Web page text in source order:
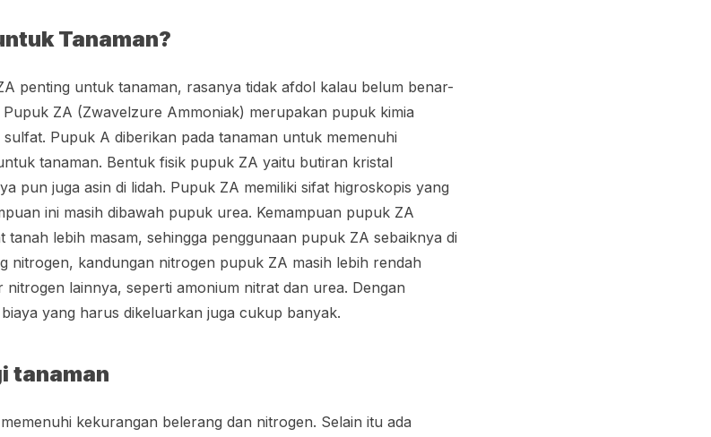
Tanaman?
penting untuk tanaman, rasanya tidak afdol kalau belum benar-
ZA (Zwavelzure Ammoniak) merupakan pupuk kimia
Pupuk A diberikan pada tanaman untuk memenuhi
tanaman. Bentuk fisik pupuk ZA yaitu butiran kristal
pun juga asin di lidah. Pupuk ZA memiliki sifat higroskopis yang
ini masih dibawah pupuk urea. Kemampuan pupuk ZA
lebih masam, sehingga penggunaan pupuk ZA sebaiknya di
nitrogen, kandungan nitrogen pupuk ZA masih lebih rendah
lainnya, seperti amonium nitrat dan urea. Dengan
yang harus dikeluarkan juga cukup banyak.
tanaman
kekurangan belerang dan nitrogen. Selain itu ada